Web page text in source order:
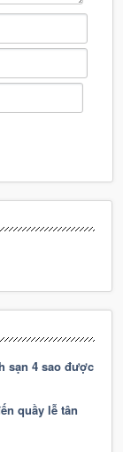
sạn 4 sao được
quầy lễ tân